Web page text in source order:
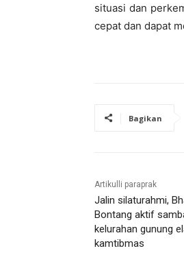
situasi dan
cepat dan dapat
Bagikan
Artikulli paraprak
Jalin silaturahmi,
Bontang aktif
kelurahan gunung
kamtibmas